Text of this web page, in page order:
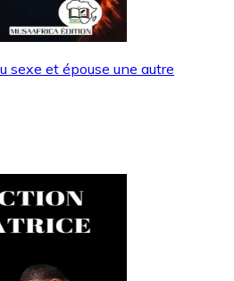
sexe et épouse une autre